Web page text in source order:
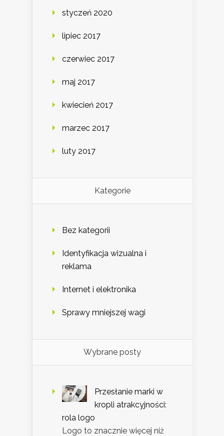
styczeń 2020
lipiec 2017
czerwiec 2017
maj 2017
kwiecień 2017
marzec 2017
luty 2017
Kategorie
Bez kategorii
Identyfikacja wizualna i
reklama
Internet i elektronika
Sprawy mniejszej wagi
Wybrane posty
Przesłanie marki w
kropli atrakcyjności:
rola logo
Logo to znacznie więcej niż